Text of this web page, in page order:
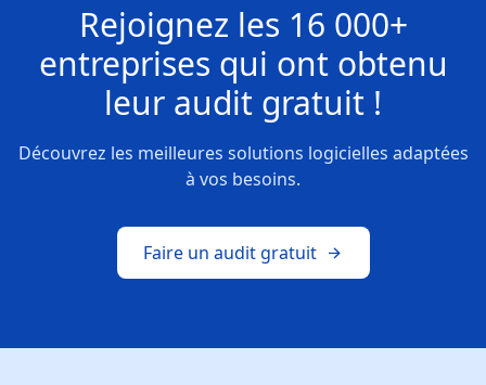
Rejoignez les 16 000+
entreprises qui ont obtenu
leur audit gratuit !
Découvrez les meilleures solutions logicielles adaptées
à vos besoins.
Faire un audit gratuit